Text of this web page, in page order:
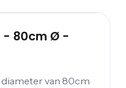
- 80cm Ø -
van 80cm